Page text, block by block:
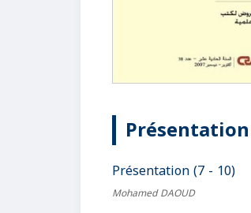
Présentation
Présentation (7 - 10)
Mohamed DAOUD